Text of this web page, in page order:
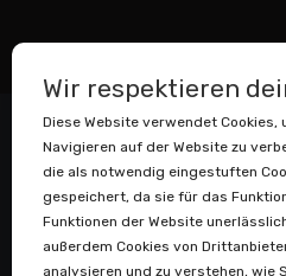
Wir respektieren
Diese Website verwendet Cookies,
Navigieren auf der Website zu
die als notwendig eingestuften
gespeichert, da sie für das
Funktionen der Website
außerdem Cookies von
analysieren und zu verstehen, wie